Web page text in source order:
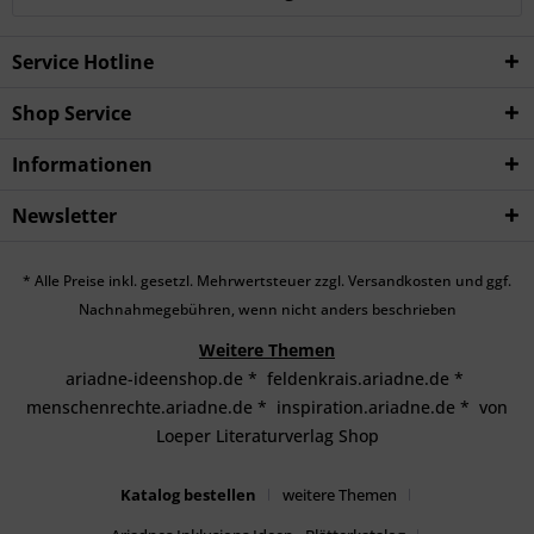
Service Hotline
Shop Service
Informationen
Newsletter
* Alle Preise inkl. gesetzl. Mehrwertsteuer zzgl. Versandkosten und ggf.
Nachnahmegebühren, wenn nicht anders beschrieben
Weitere Themen
ariadne-ideenshop.de * feldenkrais.ariadne.de *
menschenrechte.ariadne.de * inspiration.ariadne.de * von
Loeper Literaturverlag Shop
Katalog bestellen
weitere Themen